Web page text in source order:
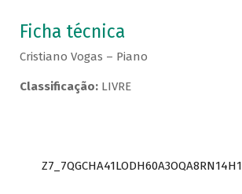
Ficha técnica
Cristiano Vogas – Piano
Classificação:LIVRE
Z7_7QGCHA41LODH60A3OQA8RN14H1